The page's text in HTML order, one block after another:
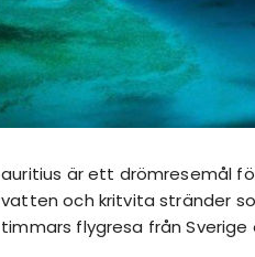
auritius är ett drömresemål
vatten och kritvita stränder
timmars flygresa från